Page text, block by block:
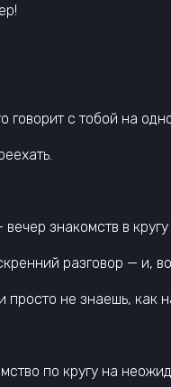
говорит с тобой на
знакомств в
разговор — и,
просто не знаешь, как
по кругу на